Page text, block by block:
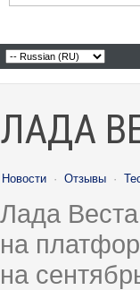
ЛАДА
Новости · Отзывы ·
Лада
на
на